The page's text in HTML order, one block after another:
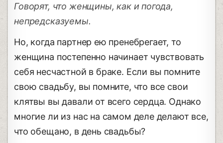
Говорят, что женщины, как и погода,
непредсказуемы.
Но, когда партнер ею пренебрегает, то
женщина постепенно начинает чувствовать
себя несчастной в браке. Если вы помните
свою свадьбу, вы помните, что все свои
клятвы вы давали от всего сердца. Однако
многие ли из нас на самом деле делают все,
что обещано, в день свадьбы?